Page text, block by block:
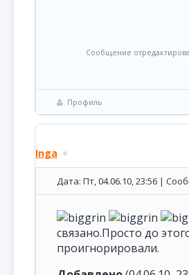
Сообщение
Профиль
Inga
Дата: Пт, 04.06.10, 23:56 |
связано.Просто до
проигнорировали.